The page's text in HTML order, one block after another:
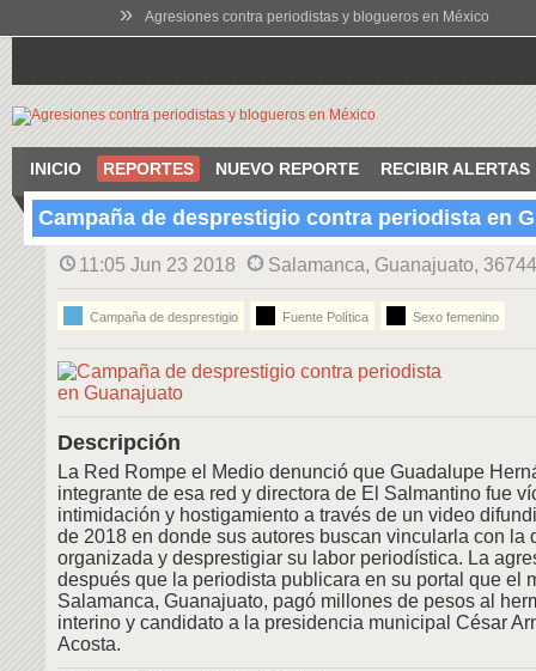
» Agresiones contra periodistas y blogueros en México
INICIO REPORTES NUEVO REPORTE RECIBIR ALERTAS
Campaña de desprestigio contra periodista en
11:05 Jun 23 2018 Salamanca, Guanajuato,
Campaña de desprestigio Fuente Política Sexo femenino
Descripción
La Red Rompe el Medio denunció que Guadalupe
integrante de esa red y directora de El Salmantino fue
intimidación y hostigamiento a través de un video
de 2018 en donde sus autores buscan vincularla con la
organizada y desprestigiar su labor periodística. La
después que la periodista publicara en su portal que el
Salamanca, Guanajuato, pagó millones de pesos al
interino y candidato a la presidencia municipal César
Acosta.